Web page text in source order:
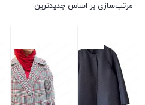
مرتب‌سازی بر اساس جدیدترین